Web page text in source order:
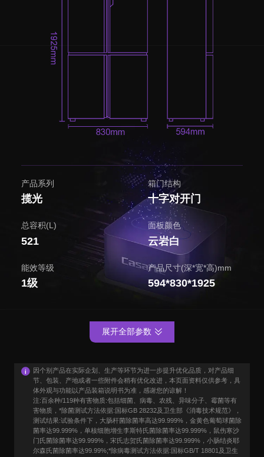
产品系列
揽光
箱门结构
十字对开门
总容积(L)
521
面板颜色
云岩白
能效等级
1级
产品尺寸(深*宽*高)mm
594*830*1925
因个别产品在实际企划、生产等环节为进一步提升优化品质，对产品细
节、包装、产地或者一些附件会稍有优化改进，本页面资料仅供参考，具
体外观与功能以产品装箱说明书为准，感谢您的谅解！
注:百余种/119种有害物质:包括细菌、病毒、农残、异味分子、霉菌等有
害物质，*除菌测试方法依据:国标GB 28232及卫生部《消毒技术规范》，
测试结果:试验条件下，大肠杆菌除菌率高达99.999%，金黄色葡萄球菌除
菌率达99.999%，单核细胞增生李斯特氏菌除菌率达99.999%，鼠伤寒沙
门氏菌除菌率达99.999%，宋氏志贺氏菌除菌率达99.999%，小肠结炎耶
尔森氏菌除菌率达99.99%;*除病毒测试方法依据:国标GB/T 18801及卫生
展开全部参数